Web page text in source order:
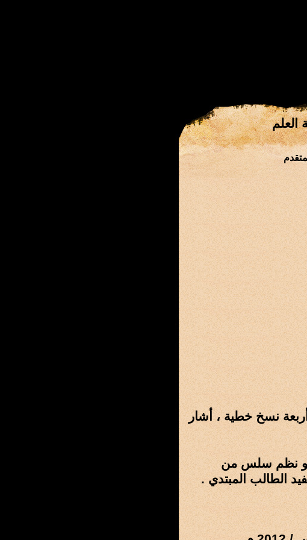
العلم
نسخ خطية ، أشار
وهو نظم سلس من
الطالب المبتدي .